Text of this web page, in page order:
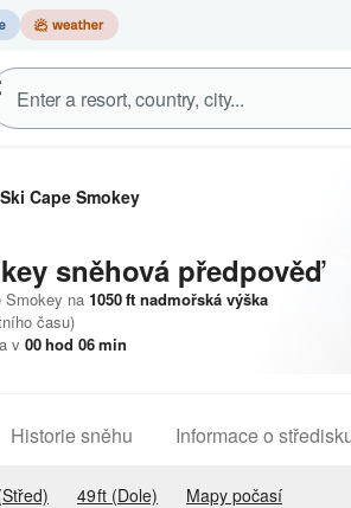
Ski Cape Smokey
sněhová předpověď
Smokey na 1050ft nadmořská výška
času)
v 00hod 06min
Historie sněhu Informace o
49ft (Dole) Mapy počasí